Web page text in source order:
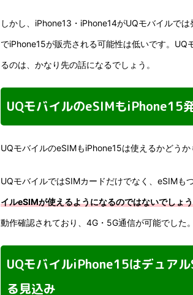
しかし、iPhone13・iPhone14がUQモバイルで
でiPhone15が販売される可能性は低いです。UQ
るのは、かなり先の話になるでしょう。
UQモバイルのeSIMもiPhone15
UQモバイルのeSIMもiPhone15は使えるかどうか
UQモバイルではSIMカードだけでなく、eSIMも
イルeSIMが使えるようになるのではないでしょ
動作確認されており、4G・5G通信が可能でした。
UQモバイルiPhone15はデュア
る見込み